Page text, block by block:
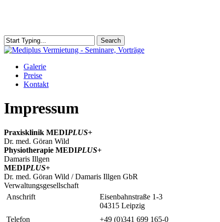
content
Search
Close
Menu
Galerie
Preise
Kontakt
Impressum
Praxisklinik MEDIPLUS+
Dr. med. Göran Wild
Physiotherapie MEDIPLUS+
Damaris Illgen
MEDIPLUS+
Dr. med. Göran Wild / Damaris Illgen GbR
Verwaltungsgesellschaft
Anschrift
Eisenbahnstraße 1-3
04315 Leipzig
Telefon
+49 (0)341 699 165-0